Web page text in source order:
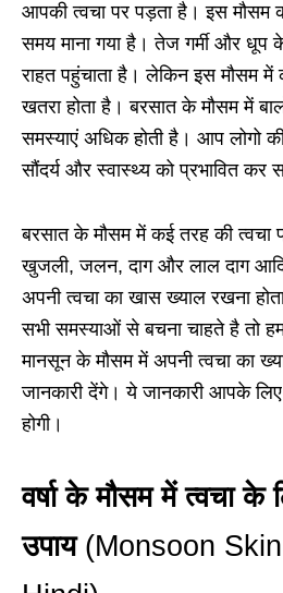
आपकी त्वचा पर पड़ता है। इस मौसम
समय माना गया है। तेज गर्मी और धूप
राहत पहुंचाता है। लेकिन इस मौसम में
खतरा होता है। बरसात के मौसम में
समस्याएं अधिक होती है। आप लोगो
सौंदर्य और स्वास्‍थ्‍य को प्रभावित कर
बरसात के मौसम में कई तरह की त्वचा
खुजली, जलन, दाग और लाल दाग
अपनी त्वचा का खास ख्याल रखना
सभी समस्याओं से बचना चाहते है तो
मानसून के मौसम में अपनी त्वचा का
जानकारी देंगे। ये जानकारी आपके लिए
होगी।
वर्षा के मौसम में त्वचा के
उपाय(Monsoon